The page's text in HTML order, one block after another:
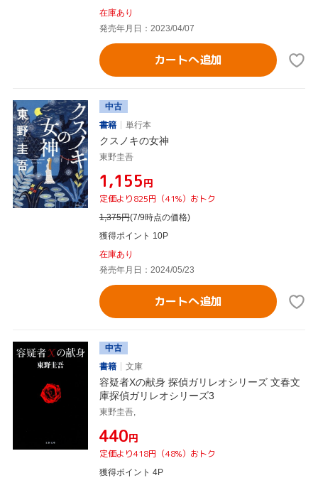
在庫あり
発売年月日：2023/04/07
カートへ追加
中古
書籍
単行本
クスノキの女神
東野圭吾
¥1,155円
定価より825円（41%）おトク
1,375円(7/9時点の価格)
獲得ポイント 10P
在庫あり
発売年月日：2024/05/23
カートへ追加
中古
書籍
文庫
容疑者Xの献身 探偵ガリレオシリーズ 文春文
庫探偵ガリレオシリーズ3
東野圭吾,
¥440円
定価より418円（48%）おトク
獲得ポイント 4P